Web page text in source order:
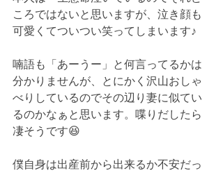
ころではないと思いますが、泣き顔も
可愛くてついつい笑ってしまいます♪
喃語も「あーうー」と何言ってるかは
分かりませんが、とにかく沢山おしゃ
べりしているのでその辺り妻に似てい
るのかなぁと思います。喋りだしたら
凄そうです😆
僕自身は出産前から出来るか不安だっ